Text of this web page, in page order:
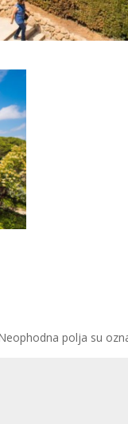
polja su